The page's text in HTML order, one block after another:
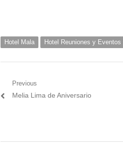
Hotel Mala Hotel Reuniones y Eventos
Navegación
Previous
Previous
Melia Lima de Aniversario